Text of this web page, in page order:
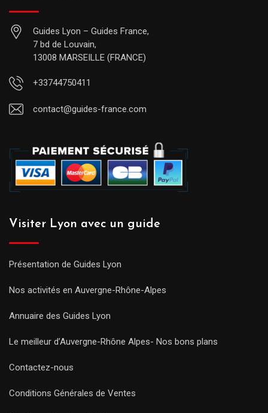
Guides Lyon – Guides France,
7 bd de Louvain,
13008 MARSEILLE (FRANCE)
+33744750411
contact@guides-france.com
Visiter Lyon avec un guide
Présentation de Guides Lyon
Nos activités en Auvergne-Rhône-Alpes
Annuaire des Guides Lyon
Le meilleur d’Auvergne-Rhône Alpes- Nos bons plans
Contactez-nous
Conditions Générales de Ventes